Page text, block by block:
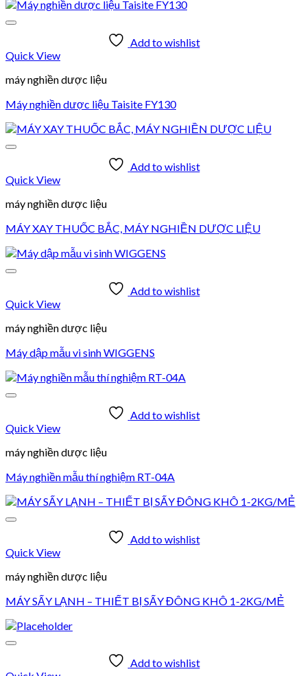
Add to wishlist
Quick View
máy nghiền dược liệu
Máy nghiền dược liệu Taisite FY130
Add to wishlist
Quick View
máy nghiền dược liệu
MÁY XAY THUỐC BẮC, MÁY NGHIỀN DƯỢC LIỆU
Add to wishlist
Quick View
máy nghiền dược liệu
Máy dập mẫu vi sinh WIGGENS
Add to wishlist
Quick View
máy nghiền dược liệu
Máy nghiền mẫu thí nghiệm RT-04A
Add to wishlist
Quick View
máy nghiền dược liệu
MÁY SẤY LẠNH – THIẾT BỊ SẤY ĐÔNG KHÔ 1-2KG/MẺ
Add to wishlist